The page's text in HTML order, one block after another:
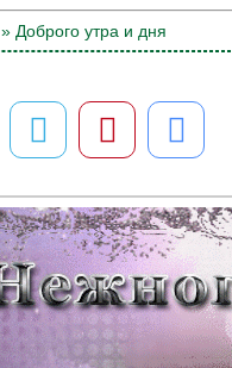
» Доброго утра и дня